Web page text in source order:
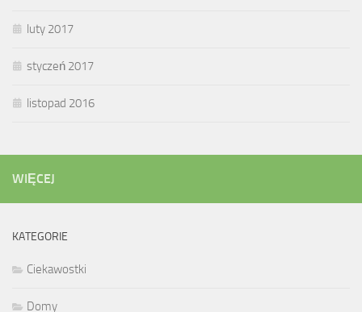
luty 2017
styczeń 2017
listopad 2016
WIĘCEJ
KATEGORIE
Ciekawostki
Domy